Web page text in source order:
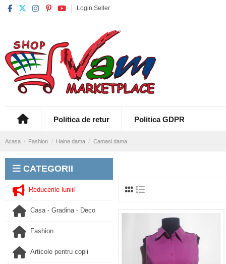
Login Seller
Politica de retur Politica GDPR
Acasa Fashion Haine dama Camasi dama
CATEGORII
Reducerile lunii!
Casa - Gradina - Deco
Fashion
Articole pentru copii